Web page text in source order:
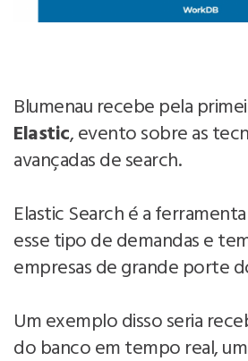
Blumenau recebe pela
Elastic, evento sobre as
avançadas de search.
Elastic Search é a
esse tipo de demandas e
empresas de grande porte
Um exemplo disso seria
do banco em tempo real,